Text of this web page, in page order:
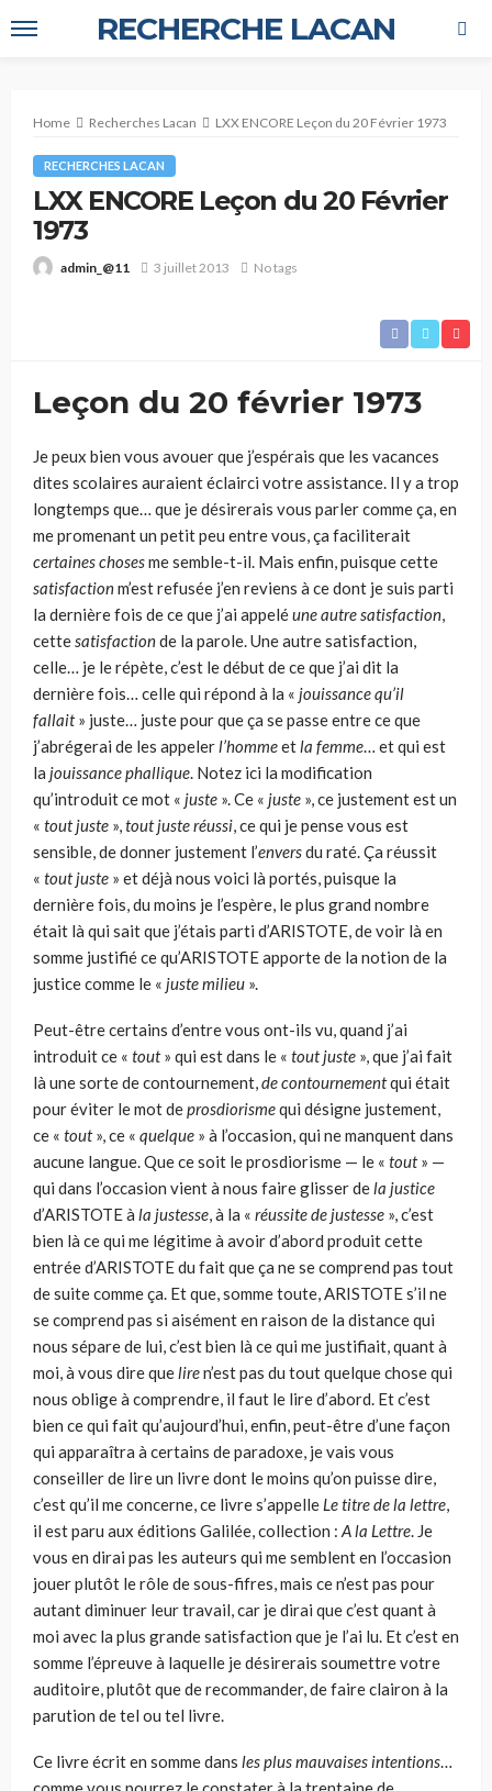
RECHERCHE LACAN
Home Recherches Lacan LXX ENCORE Leçon du 20 Février 1973
RECHERCHES LACAN
LXX ENCORE Leçon du 20 Février
1973
admin_@11 3 juillet 2013 No tags
Leçon du 20 février 1973
Je peux bien vous avouer que j’espérais que les vacances
dites scolaires auraient éclairci votre assistance. Il y a trop
longtemps que… que je désirerais vous parler comme ça, en
me promenant un petit peu entre vous, ça faciliterait
certaines chosesme semble-t-il. Mais enfin, puisque cette
satisfactionm’est refusée j’en reviens à ce dont je suis parti
la dernière fois de ce que j’ai appeléune autre satisfaction,
cettesatisfactionde la parole. Une autre satisfaction,
celle… je le répète, c’est le début de ce que j’ai dit la
dernière fois… celle qui répond à la « jouissance qu’il
fallait» juste… juste pour que ça se passe entre ce que
j’abrégerai de les appelerl’hommeetla femme… et qui est
la jouissance phallique. Notez ici la modification
qu’introduit ce mot « juste ». Ce « juste », ce justement est un
« tout juste »,tout juste réussi, ce qui je pense vous est
sensible, de donner justement l’enversdu raté. Ça réussit
« tout juste » et déjà nous voici là portés, puisque la
dernière fois, du moins je l’espère, le plus grand nombre
était là qui sait que j’étais parti d’ARISTOTE, de voir là en
somme justifié ce qu’ARISTOTE apporte de la notion de la
justice comme le « juste milieu ».
Peut-être certains d’entre vous ont-ils vu, quand j’ai
introduit ce « tout» qui est dans le « tout juste », que j’ai fait
là une sorte de contournement,de contournementqui était
pour éviter le mot deprosdiorismequi désigne justement,
ce « tout», ce « quelque » à l’occasion, qui ne manquent dans
aucune langue. Que ce soit le prosdiorisme — le « tout» —
qui dans l’occasion vient à nous faire glisser dela justice
d’ARISTOTE à la justesse, à la « réussite de justesse », c’est
bien là ce qui me légitime à avoir d’abord produit cette
entrée d’ARISTOTE du fait que ça ne se comprend pas tout
de suite comme ça. Et que, somme toute, ARISTOTE s’il ne
se comprend pas si aisément en raison de la distance qui
nous sépare de lui, c’est bien là ce qui me justifiait, quant à
moi, à vous dire queliren’est pas du tout quelque chose qui
nous oblige à comprendre, il faut le lire d’abord. Et c’est
bien ce qui fait qu’aujourd’hui, enfin, peut-être d’une façon
qui apparaîtra à certains de paradoxe, je vais vous
conseiller de lire un livre dont le moins qu’on puisse dire,
c’est qu’il me concerne, ce livre s’appelle Le titre de la lettre,
il est paru aux éditions Galilée, collection : A la Lettre. Je
vous en dirai pas les auteurs qui me semblent en l’occasion
jouer plutôt le rôle de sous-fifres, mais ce n’est pas pour
autant diminuer leur travail, car je dirai que c’est quant à
moi avec la plus grande satisfaction que je l’ai lu. Et c’est en
somme l’épreuve à laquelle je désirerais soumettre votre
auditoire, plutôt que de recommander, de faire clairon à la
parution de tel ou tel livre.
Ce livre écrit en somme dans les plus mauvaises intentions…